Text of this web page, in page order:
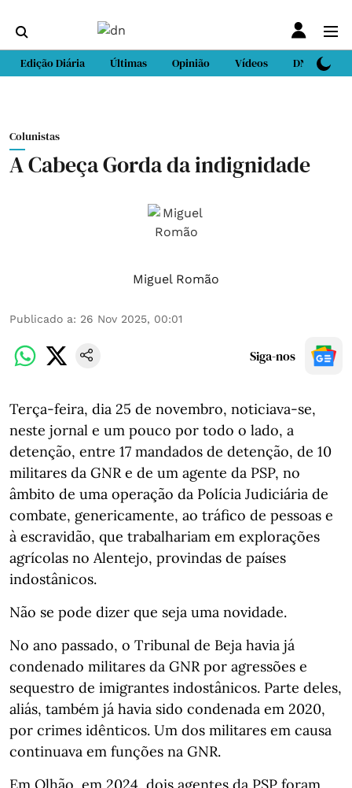
Edição Diária Últimas Opinião Vídeos DN Sport
Colunistas
A Cabeça Gorda da indignidade
Miguel Romão
Publicado a: 26 Nov 2025, 00:01
Siga-nos
Terça-feira, dia 25 de novembro, noticiava-se,
neste jornal e um pouco por todo o lado, a
detenção, entre 17 mandados de detenção, de 10
militares da GNR e de um agente da PSP, no
âmbito de uma operação da Polícia Judiciária de
combate, genericamente, ao tráfico de pessoas e
à escravidão, que trabalhariam em explorações
agrícolas no Alentejo, provindas de países
indostânicos.
Não se pode dizer que seja uma novidade.
No ano passado, o Tribunal de Beja havia já
condenado militares da GNR por agressões e
sequestro de imigrantes indostânicos. Parte deles,
aliás, também já havia sido condenada em 2020,
por crimes idênticos. Um dos militares em causa
continuava em funções na GNR.